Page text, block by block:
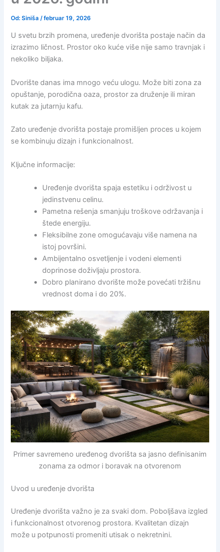
Od: Siniša/februar 19, 2026
U svetu brzih promena, uređenje dvorišta postaje način da
izrazimo ličnost. Prostor oko kuće više nije samo travnjak i
nekoliko biljaka.
Dvorište danas ima mnogo veću ulogu. Može biti zona za
opuštanje, porodična oaza, prostor za druženje ili miran
kutak za jutarnju kafu.
Zato uređenje dvorišta postaje promišljen proces u kojem
se kombinuju dizajn i funkcionalnost.
Ključne informacije:
Uređenje dvorišta spaja estetiku i održivost u
jedinstvenu celinu.
Pametna rešenja smanjuju troškove održavanja i
štede energiju.
Fleksibilne zone omogućavaju više namena na
istoj površini.
Ambijentalno osvetljenje i vodeni elementi
doprinose doživljaju prostora.
Dobro planirano dvorište može povećati tržišnu
vrednost doma i do 20%.
Primer savremeno uređenog dvorišta sa jasno definisanim
zonama za odmor i boravak na otvorenom
Uvod u uređenje dvorišta
Uređenje dvorišta važno je za svaki dom. Poboljšava izgled
i funkcionalnost otvorenog prostora. Kvalitetan dizajn
može u potpunosti promeniti utisak o nekretnini.